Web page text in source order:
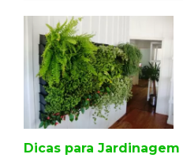
Dicas para Jardinagem